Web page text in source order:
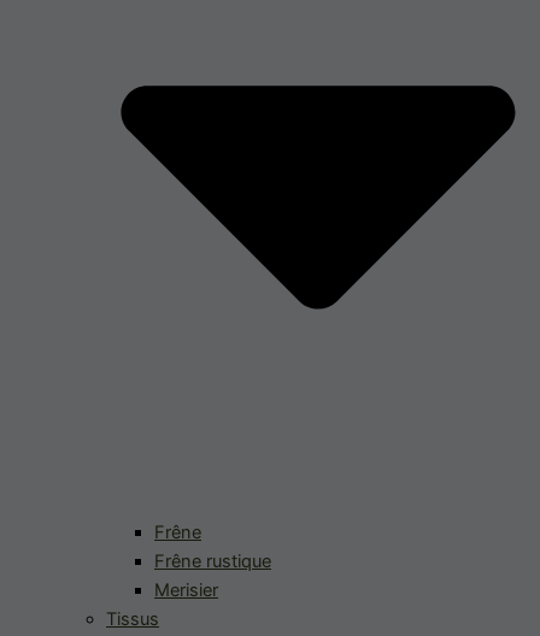
Frêne
Frêne rustique
Merisier
Tissus